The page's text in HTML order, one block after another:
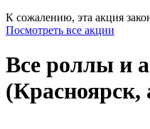
К сожалению, эта акция
Посмотреть все акции
Все роллы и